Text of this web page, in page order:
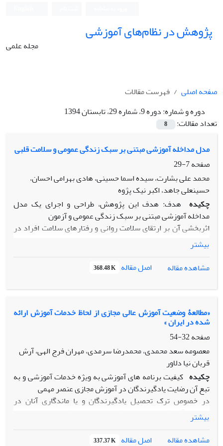
پژوهش در نظام‌های آموزشی
مجله علمی
صفحه اصلی
فهرست مقالات
دوره و شماره:دوره 9، شماره 29، تابستان 1394
تعداد مقالات:
8
مدل مداخله آموزشی مبتنی بر سبک زندگی عمومی و سلامت قلبی
صفحه7-29
محمد علی بشارت، سیده اسما حسینی، هادی بهرامی احسان،
حسینعلی جاهد، اکبر نیک پژوه
چکیده هدف: هدف این پژوهش، طراحی و اجرای یک مدل
مداخله آموزشی مبتنی بر سبک زندگی عمومی و آزمون
اثربخشی آن بر ارتقای سلامت روانی و رفتارهای سلامت افراد در
معرض خطر بیماری قلبی بود.
قلب شهید رجایی در شش جلسه گرو هدرمانی آموزشی
شرکت کردند. شرک تکنندگان پرسشنامه های نیمرخ سبک
زندگی ارتقاء دهنده سامت ) HPLH-II ( و مقیاس
تکمیل کردند.
یافته ها: نتایج نشان داد که مدل مداخله آموزشی مبتنی بر سبک
زندگی عمومی می تواند بهزیستی روانی و رفتارهای
سلامت افراد در معرض خطر بیماری قلبی را به صورت معنادار
ارتقاء دهد.
نتیجه گیری: این پژوهش بر ضرورت توجه بیشتر به آموزش سبک
زندگی سالم برای پیشگیری از بیماری های قلبی
تأکید م یکند.
بیشتر
مشاهده مقاله
اصل مقاله 368.48 K
«مطالعۀ وضعیت آموزش عالی مجازی از لحاظ خدمات آموزش ارائه
شده در ایران »
صفحه32-54
معصومه سعد محمدی، محمدرضا سرمدی، مهران فرج الهی، آرش
قربان نیا دلاور
چکیده کیفیت برنامه های آموزشی به ویژه خدمات آموزشی و به
تبع آن رضایت یادگیرندگان در آموزش مجازی عنصر مهمی
در خصوص ترک تحصیل یادگیرندگان و یا ماندگاری آنان در
سیستم آموزشی است. از طرفی ارتقاء وضعیت کیفی
خدمات آموزشی نیازمند بررسی مستمر است. از این رو مطالعۀ
وضعیت آموزش عالی مجازی از لحاظ خدمات آموزش
بیشتر
مشاهده مقاله
اصل مقاله 337.37 K